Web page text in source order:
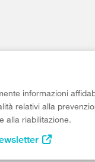
informazioni
relativi alla
alla riabilitazione.